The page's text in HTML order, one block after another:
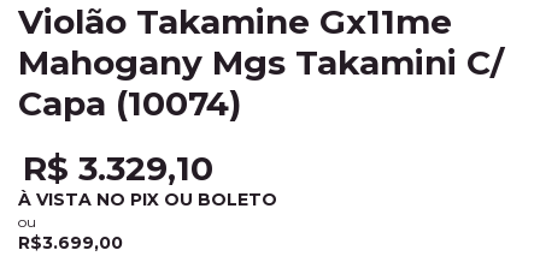
Violão Takamine Gx11me
Mahogany Mgs Takamini C/
Capa (10074)
R$ 3.329,10
À VISTA NO PIX OU BOLETO
ou
R$3.699,00